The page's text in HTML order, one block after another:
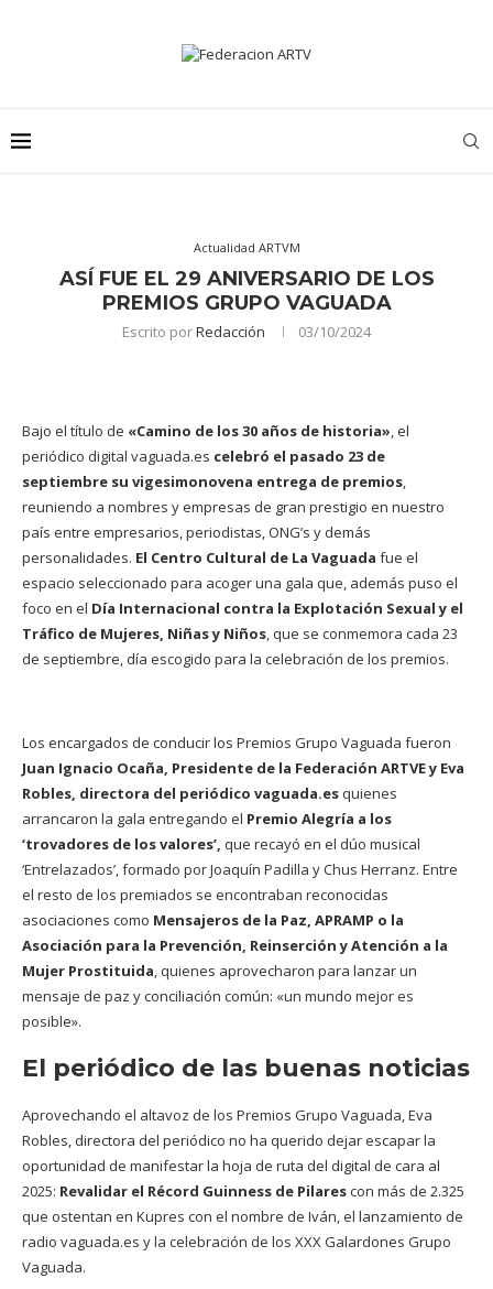
Actualidad ARTVM
ASÍ FUE EL 29 ANIVERSARIO DE LOS
PREMIOS GRUPO VAGUADA
Escrito porRedacción 03/10/2024
Bajo el título de «Camino de los 30 años de historia», el
periódico digital vaguada.es celebró el pasado 23 de
septiembre su vigesimonovena entrega de premios,
reuniendo a nombres y empresas de gran prestigio en nuestro
país entre empresarios, periodistas, ONG’s y demás
personalidades. El Centro Cultural de La Vaguada fue el
espacio seleccionado para acoger una gala que, además puso el
foco en el Día Internacional contra la Explotación Sexual y el
Tráfico de Mujeres, Niñas y Niños, que se conmemora cada 23
de septiembre, día escogido para la celebración de los premios.
Los encargados de conducir los Premios Grupo Vaguada fueron
Juan Ignacio Ocaña, Presidente de la Federación ARTVEy Eva
Robles, directora del periódico vaguada.esquienes
arrancaron la gala entregando el Premio Alegría a los
‘trovadores de los valores’, que recayó en el dúo musical
‘Entrelazados’, formado por Joaquín Padilla y Chus Herranz. Entre
el resto de los premiados se encontraban reconocidas
asociaciones como Mensajeros de la Paz, APRAMP o la
Asociación para la Prevención, Reinserción y Atención a la
Mujer Prostituida, quienes aprovecharon para lanzar un
mensaje de paz y conciliación común: «un mundo mejor es
posible».
El periódico de las buenas noticias
Aprovechando el altavoz de los Premios Grupo Vaguada, Eva
Robles, directora del periódico no ha querido dejar escapar la
oportunidad de manifestar la hoja de ruta del digital de cara al
2025: Revalidar el Récord Guinness de Pilarescon más de 2.325
que ostentan en Kupres con el nombre de Iván, el lanzamiento de
radio vaguada.es y la celebración de los XXX Galardones Grupo
Vaguada.